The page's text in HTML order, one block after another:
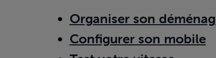
Organiser son
Configurer son mobile